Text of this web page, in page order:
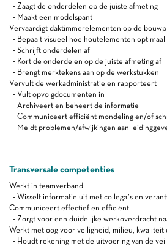
- Zaagt de onderdelen op de juiste afmeting
- Maakt een modelspant
Vervaardigt daktimmerelementen op de
- Bepaalt visueel hoe houtelementen
- Schrijft onderdelen af
- Kort de onderdelen op de juiste afmeting af
- Brengt merktekens aan op de werkstukken
Vervult de werkadministratie en rapporteert
- Vult opvolgdocumenten in
- Archiveert en beheert de informatie
- Communiceert efficiënt mondeling en/of
- Meldt problemen/afwijkingen aan
Transversale competenties
Werkt in teamverband
- Wisselt informatie uit met collega’s en
Communiceert effectief en efficiënt
- Zorgt voor een duidelijke werkoverdracht
Werkt met oog voor veiligheid, milieu, kwaliteit
- Houdt rekening met de uitvoering van de